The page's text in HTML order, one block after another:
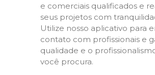
e comerciais qualificados e
seus projetos com
Utilize nosso aplicativo para
contato com profissionais e
qualidade e o
você procura.